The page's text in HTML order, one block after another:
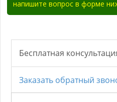
напишите вопрос в форме